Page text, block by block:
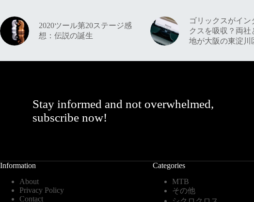
2020ツール第20ステージ感
想：伝説の誕生
ゴリックスがイン
クスを吸収？両社
地が大阪の東淀川
Stay informed and not overwhelmed,
subscribe now!
Information
About
Privacy Policy
Contact
Categories
MTB
その他